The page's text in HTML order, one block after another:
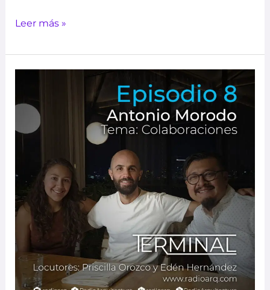
Leer más »
EP8
–
Antonio
Morodo